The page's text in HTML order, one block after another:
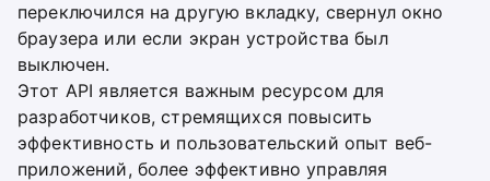
переключился на другую вкладку, свернул окно
браузера или если экран устройства был
выключен.
Этот API является важным ресурсом для
разработчиков, стремящихся повысить
эффективность и пользовательский опыт веб-
приложений, более эффективно управляя